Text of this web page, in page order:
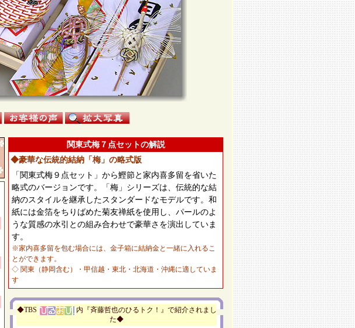
関東式梅７点セットの解説
◆豪華な伝統的結納「梅」の略式版
「関東式梅９点セット」から鰹節と家内喜多留を省いた
略式のバージョンです。「梅」シリーズは、伝統的な結
納のスタイルを継承したスタンダードなモデルです。和
紙には金箔をちりばめた菊友禅紙を使用し、パールのよ
うな質感の水引との組み合わせで豪華さを演出していま
す。
※家内喜多留を包む場合には、金子箱に結納金と一緒に入れるこ
とができます。
◇ 関東（静岡含む）・甲信越・東北・北海道・沖縄に適していま
す
◆TBS
内『斉藤哲也のひるトク！』で紹介されまし
た◆